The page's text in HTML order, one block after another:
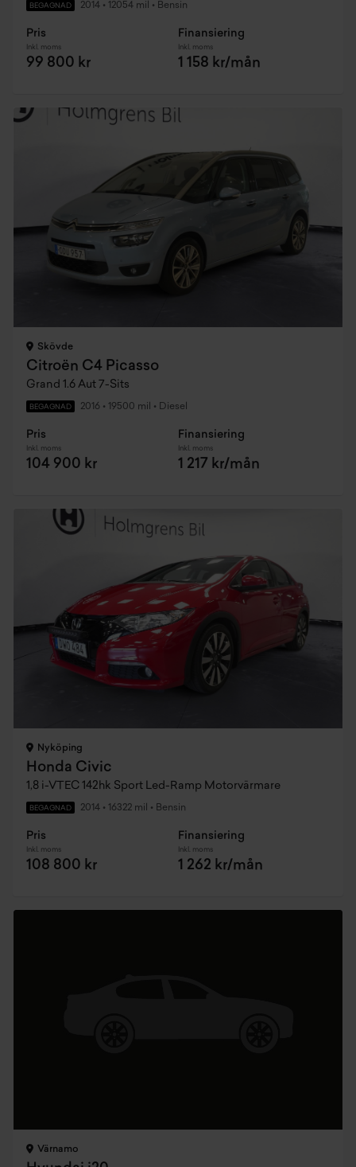
BEGAGNAD 2014 • 12054 mil • Bensin
Pris
Inkl. moms
99 800 kr
Finansiering
Inkl. moms
1 158 kr/mån
Skövde
Citroën C4 Picasso
Grand 1.6 Aut 7-Sits
BEGAGNAD 2016 • 19500 mil • Diesel
Pris
Inkl. moms
104 900 kr
Finansiering
Inkl. moms
1 217 kr/mån
Nyköping
Honda Civic
1,8 i-VTEC 142hk Sport Led-Ramp Motorvärmare
BEGAGNAD 2014 • 16322 mil • Bensin
Pris
Inkl. moms
108 800 kr
Finansiering
Inkl. moms
1 262 kr/mån
Värnamo